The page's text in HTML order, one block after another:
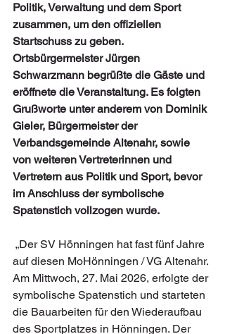
Politik, Verwaltung und dem Sport
zusammen, um den offiziellen
Startschuss zu geben.
Ortsbürgermeister Jürgen
Schwarzmann begrüßte die Gäste und
eröffnete die Veranstaltung. Es folgten
Grußworte unter anderem von Dominik
Gieler, Bürgermeister der
Verbandsgemeinde Altenahr, sowie
von weiteren Vertreterinnen und
Vertretern aus Politik und Sport, bevor
im Anschluss der symbolische
Spatenstich vollzogen wurde.
auf diesen MoHönningen / VG Altenahr.
Am Mittwoch, 27. Mai 2026, erfolgte der
symbolische Spatenstich und starteten
die Bauarbeiten für den Wiederaufbau
des Sportplatzes in Hönningen. Der